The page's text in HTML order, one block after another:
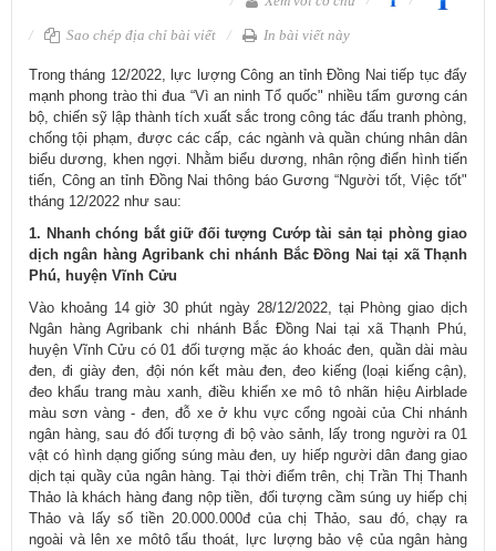
Sao chép địa chỉ bài viết In bài viết này
Trong tháng 12/2022, lực lượng Công an tỉnh Đồng Nai tiếp tục đẩy
mạnh phong trào thi đua “Vì an ninh Tổ quốc" nhiều tấm gương cán
bộ, chiến sỹ lập thành tích xuất sắc trong công tác đấu tranh phòng,
chống tội phạm, được các cấp, các ngành và quần chúng nhân dân
biểu dương, khen ngợi. Nhằm biểu dương, nhân rộng điển hình tiến
tiến, Công an tỉnh Đồng Nai thông báo Gương “Người tốt, Việc tốt"
tháng 12/2022 như sau:
1. Nhanh chóng bắt giữ đối tượng Cướp tài sản tại phòng giao
dịch ngân hàng Agribank chi nhánh Bắc Đồng Nai tại xã Thạnh
Phú, huyện Vĩnh Cửu
Vào khoảng 14 giờ 30 phút ngày 28/12/2022, tại Phòng giao dịch
Ngân hàng Agribank chi nhánh Bắc Đồng Nai tại xã Thạnh Phú,
huyện Vĩnh Cửu có 01 đối tượng mặc áo khoác đen, quần dài màu
đen, đi giày đen, đội nón kết màu đen, đeo kiếng (loại kiếng cận),
đeo khẩu trang màu xanh, điều khiển xe mô tô nhãn hiệu Airblade
màu sơn vàng - đen, đỗ xe ở khu vực cổng ngoài của Chi nhánh
ngân hàng, sau đó đối tượng đi bộ vào sảnh, lấy trong người ra 01
vật có hình dạng giống súng màu đen, uy hiếp người dân đang giao
dịch tại quầy của ngân hàng. Tại thời điểm trên, chị Trần Thị Thanh
Thảo là khách hàng đang nộp tiền, đối tượng cầm súng uy hiếp chị
Thảo và lấy số tiền 20.000.000đ của chị Thảo, sau đó, chạy ra
ngoài và lên xe môtô tẩu thoát, lực lượng bảo vệ của ngân hàng